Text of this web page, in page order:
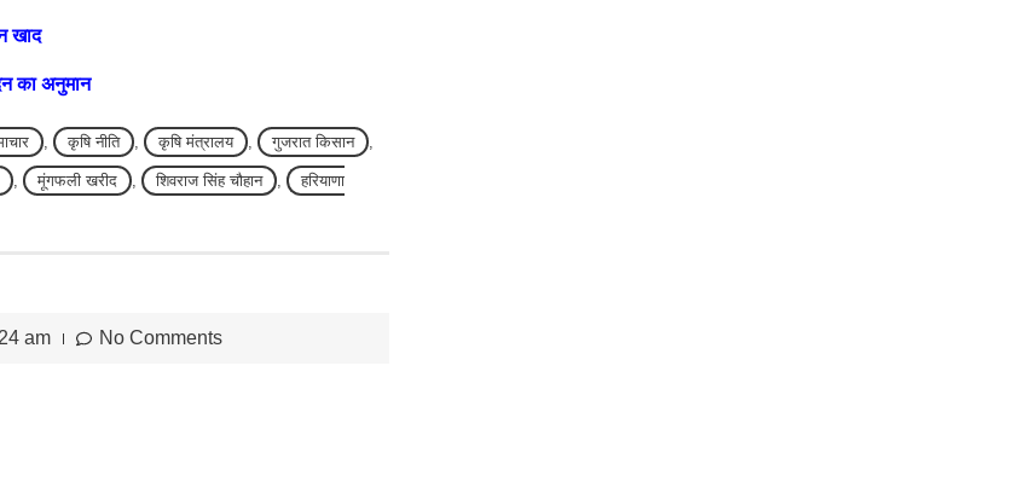
खाद
का अनुमान
, कृषि नीति , कृषि मंत्रालय , गुजरात किसान ,
, मूंगफली खरीद , शिवराज सिंह चौहान , हरियाणा
am No Comments